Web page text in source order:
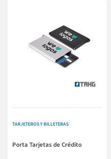
TARJETEROS Y BILLETERAS
Porta Tarjetas de Crédito